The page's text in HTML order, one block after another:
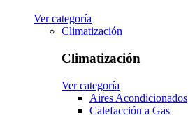
Ver categoría
Climatización
Climatización
Ver categoría
Aires Acondicionados
Calefacción a Gas